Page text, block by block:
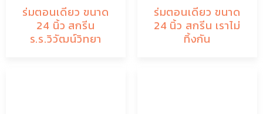
ร่มตอนเดียว ขนาด
24 นิ้ว สกรีน
ร.ร.วิวัฒน์วิทยา
ร่มตอนเดียว ขนาด
24 นิ้ว สกรีน เราไม่
ทิ้งกัน